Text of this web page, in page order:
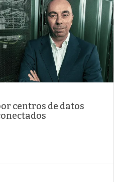
centros de datos